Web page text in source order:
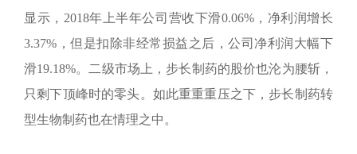
显示， 2018年上半年公司营收下滑0.06%，净利润增长
3.37% ，但是扣除非经常损益之后，公司净利润大幅下
滑19.18%。二级市场上，步长制药的股价也沦为腰斩，
只剩下顶峰时的零头。如此重重重压之下，步长制药转
型生物制药也在情理之中。